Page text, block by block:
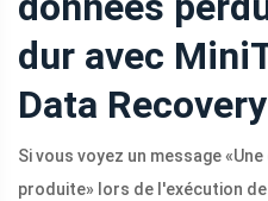
dur avec
Data Recovery
Si vous voyez un message
produite» lors de l'exécution